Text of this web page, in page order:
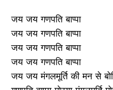
जय जय गणपति बाप्पा
जय जय गणपति बाप्पा
जय जय गणपति बाप्पा
जय जय गणपति बाप्पा
जय जय मंगलमूर्ति की मन से